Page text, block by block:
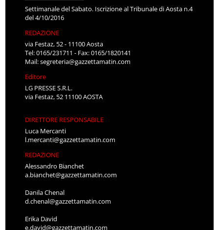
Settimanale del Sabato. Iscrizione al Tribunale di Aosta n.4
del 4/10/2016
REDAZIONE
via Festaz, 52 - 11100 Aosta
Tel: 0165/231711 - Fax: 0165/1820141
Mail:segreteria@gazzettamatin.com
Editore
LG PRESSE S.R.L.
via Festaz, 52 11100 AOSTA
DIRETTORE RESPONSABILE
Luca Mercanti
l.mercanti@gazzettamatin.com
REDAZIONE
Alessandro Bianchet
a.bianchet@gazzettamatin.com
Danila Chenal
d.chenal@gazzettamatin.com
Erika David
e.david@gazzettamatin.com